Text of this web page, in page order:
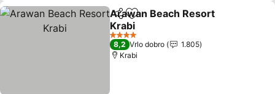
Deli Dodati u favorite
Arawan Beach Resort
Krabi
Pogledaj cene
4 Zvezdice
8,2 Vrlo dobro
1.805
Krabi